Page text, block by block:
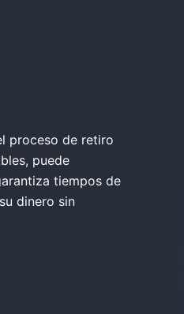
proceso de retiro
puede
tiempos de
dinero sin